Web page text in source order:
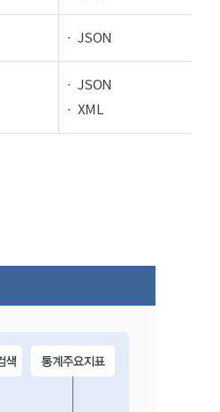
JSON
JSON
XML